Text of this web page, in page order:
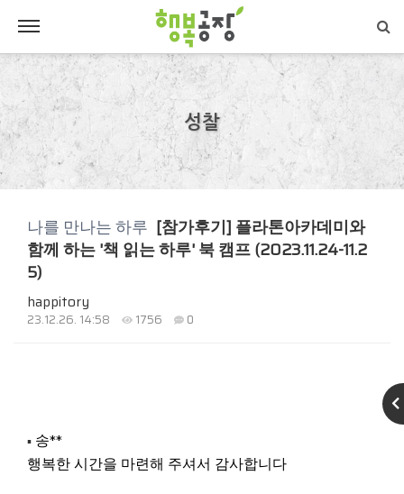
성찰
나를 만나는 하루 [참가후기] 플라톤아카데미와
함께 하는 '책 읽는 하루' 북 캠프 (2023.11.24-11.2
5)
happitory
23.12.26. 14:58 1756 0
▪ 송**
행복한 시간을 마련해 주셔서 감사합니다